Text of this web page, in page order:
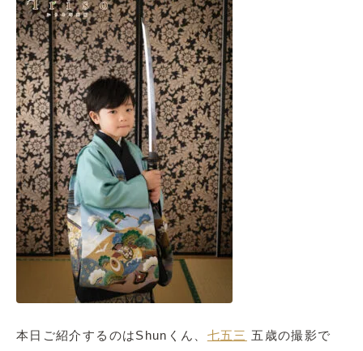
本日ご紹介するのはShunくん、 七五三 五歳の撮影で